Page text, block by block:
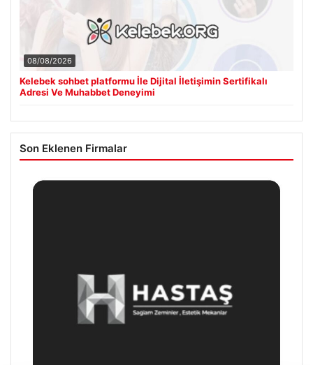
08/08/2026
Kelebek sohbet platformu İle Dijital İletişimin Sertifikalı
Adresi Ve Muhabbet Deneyimi
Son Eklenen Firmalar